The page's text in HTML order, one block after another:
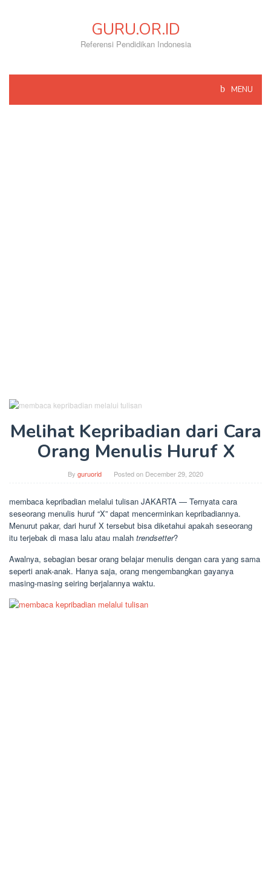
GURU.OR.ID
Referensi Pendidikan Indonesia
MENU
Melihat Kepribadian dari Cara
Orang Menulis Huruf X
By guruorid Posted on December 29, 2020
membaca kepribadian melalui tulisan JAKARTA — Ternyata cara
seseorang menulis huruf “X” dapat mencerminkan kepribadiannya.
Menurut pakar, dari huruf X tersebut bisa diketahui apakah seseorang
itu terjebak di masa lalu atau malah trendsetter?
Awalnya, sebagian besar orang belajar menulis dengan cara yang sama
seperti anak-anak. Hanya saja, orang mengembangkan gayanya
masing-masing seiring berjalannya waktu.